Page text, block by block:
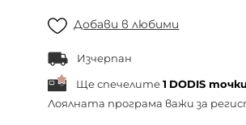
Добави в любими
Изчерпан
Ще спечелите 1 DODIS точки
Лоялната програма важи за